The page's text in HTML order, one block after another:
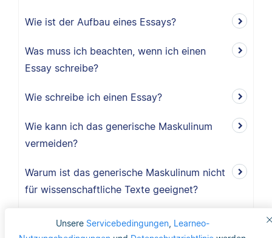
Unsere Servicebedingungen, Learneo-
Wie ist der Aufbau eines Essays?
Was muss ich beachten, wenn ich einen
Essay schreibe?
Wie schreibe ich einen Essay?
Wie kann ich das generische Maskulinum
vermeiden?
Warum ist das generische Maskulinum nicht
für wissenschaftliche Texte geeignet?
Ist ein Genderhinweis oder Gender-
Disclaimer ausreichend?